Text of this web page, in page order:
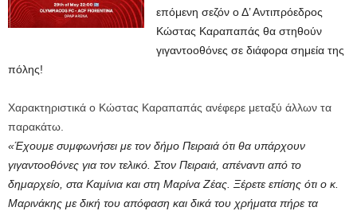
επόμενη σεζόν ο Δ’ Αντιπρόεδρος
Κώστας Καραπαπάς θα στηθούν
γιγαντοοθόνες σε διάφορα σημεία της
πόλης!
Χαρακτηριστικά ο Κώστας Καραπαπάς ανέφερε μεταξύ άλλων τα
παρακάτω.
«Έχουμε συμφωνήσει με τον δήμο Πειραιά ότι θα υπάρχουν
γιγαντοοθόνες για τον τελικό. Στον Πειραιά, απέναντι από το
δημαρχείο, στα Καμίνια και στη Μαρίνα Ζέας. Ξέρετε επίσης ότι ο κ.
Μαρινάκης με δική του απόφαση και δικά του χρήματα πήρε τα